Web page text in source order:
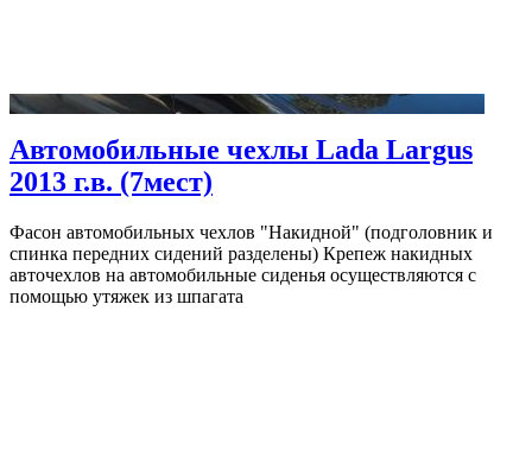
Автомобильные чехлы Lada Largus
2013 г.в. (7мест)
Фасон автомобильных чехлов "Накидной" (подголовник и
спинка передних сидений разделены) Крепеж накидных
авточехлов на автомобильные сиденья осуществляются с
помощью утяжек из шпагата